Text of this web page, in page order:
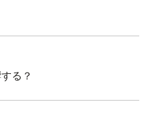
る？